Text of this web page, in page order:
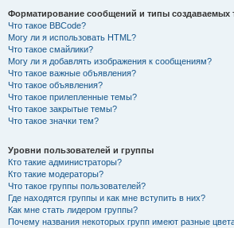
Форматирование сообщений и типы создаваемых
Что такое BBCode?
Могу ли я использовать HTML?
Что такое смайлики?
Могу ли я добавлять изображения к сообщениям?
Что такое важные объявления?
Что такое объявления?
Что такое прилепленные темы?
Что такое закрытые темы?
Что такое значки тем?
Уровни пользователей и группы
Кто такие администраторы?
Кто такие модераторы?
Что такое группы пользователей?
Где находятся группы и как мне вступить в них?
Как мне стать лидером группы?
Почему названия некоторых групп имеют разные